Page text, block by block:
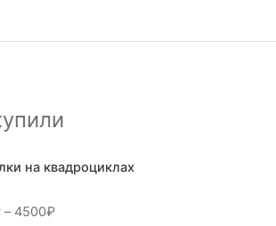
на квадроциклах
– 4500₽